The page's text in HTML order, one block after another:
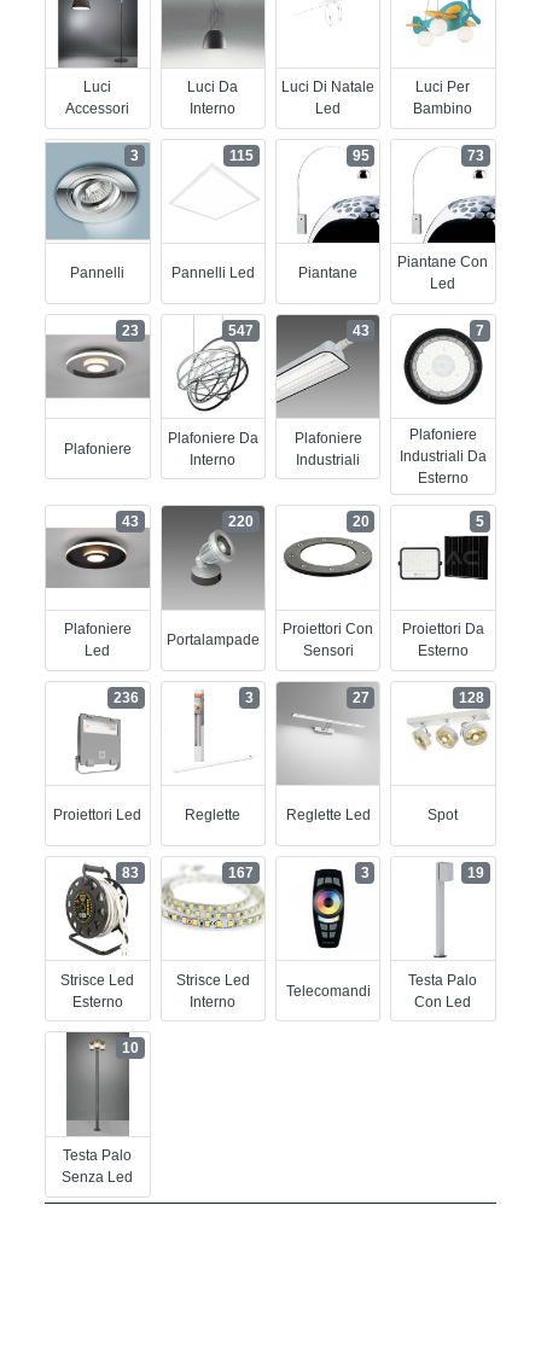
Luci
Accessori
Luci Da
Interno
Luci Di Natale
Led
Luci Per
Bambino
Pannelli
3
Pannelli Led
115
Piantane
95
Piantane Con
Led
73
Plafoniere
23
Plafoniere Da
Interno
547
Plafoniere
Industriali
43
Plafoniere
Industriali Da
Esterno
7
Plafoniere
Led
43
Portalampade
220
Proiettori Con
Sensori
20
Proiettori Da
Esterno
5
Proiettori Led
236
Reglette
3
Reglette Led
27
Spot
128
Strisce Led
Esterno
83
Strisce Led
Interno
167
Telecomandi
3
Testa Palo
Con Led
19
Testa Palo
Senza Led
10